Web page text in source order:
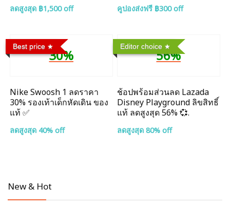
ลดสูงสุด ฿1,500 off คูปองส่งฟรี ฿300 off
Best price
30%
Nike Swoosh 1 ลดราคา
30% รองเท้าเด็กหัดเดิน ของ
แท้ ✅
ลดสูงสุด 40% off
Editor choice
56%
ช้อปพร้อมส่วนลด Lazada
Disney Playground ลิขสิทธิ์
แท้ ลดสูงสุด 56% 💞.
ลดสูงสุด 80% off
New & Hot